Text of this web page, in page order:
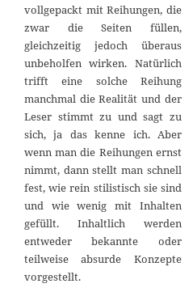
vollgepackt mit Reihungen, die
zwar die Seiten füllen,
gleichzeitig jedoch überaus
unbeholfen wirken. Natürlich
trifft eine solche Reihung
manchmal die Realität und der
Leser stimmt zu und sagt zu
sich, ja das kenne ich. Aber
wenn man die Reihungen ernst
nimmt, dann stellt man schnell
fest, wie rein stilistisch sie sind
und wie wenig mit Inhalten
gefüllt. Inhaltlich werden
entweder bekannte oder
teilweise absurde Konzepte
vorgestellt.